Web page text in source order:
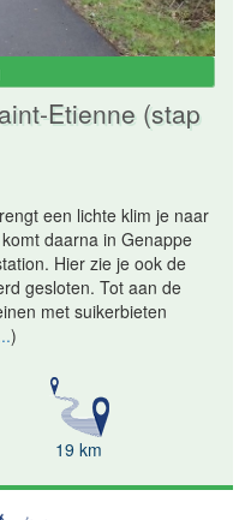
Etienne (stap
een lichte klim je naar
daarna in Genappe
Hier zie je ook de
gesloten. Tot aan de
met suikerbieten
)
19 km